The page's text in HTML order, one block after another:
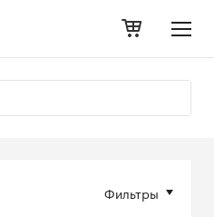
Фильтры